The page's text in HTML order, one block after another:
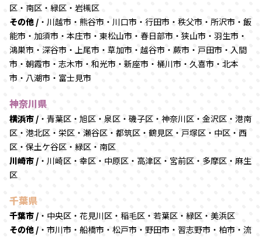
区・南区・緑区・岩槻区
その他 / ・川越市・熊谷市・川口市・行田市・秩父市・所沢市・飯
能市・加須市・本庄市・東松山市・春日部市・狭山市・羽生市・
鴻巣市・深谷市・上尾市・草加市・越谷市・蕨市・戸田市・入間
市・朝霞市・志木市・和光市・新座市・桶川市・久喜市・北本
市・八潮市・富士見市
神奈川県
横浜市 / ・青葉区・旭区・泉区・磯子区・神奈川区・金沢区・港南
区・港北区・栄区・瀬谷区・都筑区・鶴見区・戸塚区・中区・西
区・保土ケ谷区・緑区・南区
川崎市 / ・川崎区・幸区・中原区・高津区・宮前区・多摩区・麻生
区
千葉県
千葉市 / ・中央区・花見川区・稲毛区・若葉区・緑区・美浜区
その他 / ・市川市・船橋市・松戸市・野田市・習志野市・柏市・流